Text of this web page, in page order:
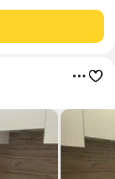
достроен,